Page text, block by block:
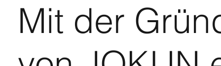
Mit der